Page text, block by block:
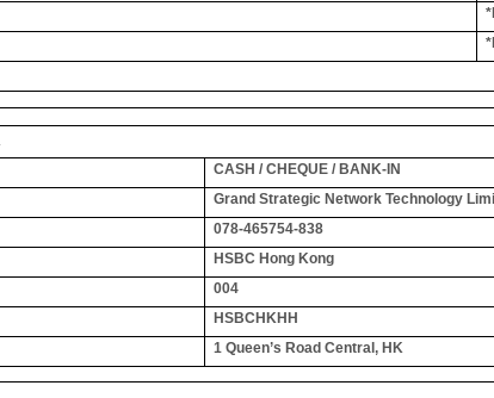
CASH / CHEQUE / BANK-IN
Grand Strategic Network Technology
078-465754-838
HSBC Hong Kong
004
HSBCHKHH
1 Queen’s Road Central, HK